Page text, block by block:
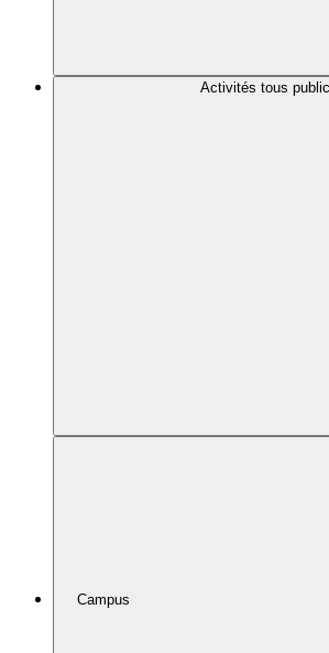
Activités tous
Campus